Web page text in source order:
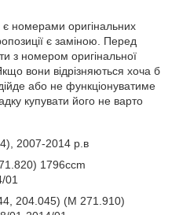
номерами оригінальних
є заміною. Перед
з номером оригінальної
вони відрізняються хоча б
або не функціонуватиме
купувати його не варто
2007-2014 р.в
1796ccm
01
204.045) (M 271.910)